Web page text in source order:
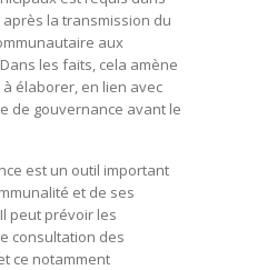
la transmission du
aux
les faits, cela amène
élaborer, en lien avec
de gouvernance avant le
est un outil important
et de ses
peut prévoir les
consultation des
ce notamment